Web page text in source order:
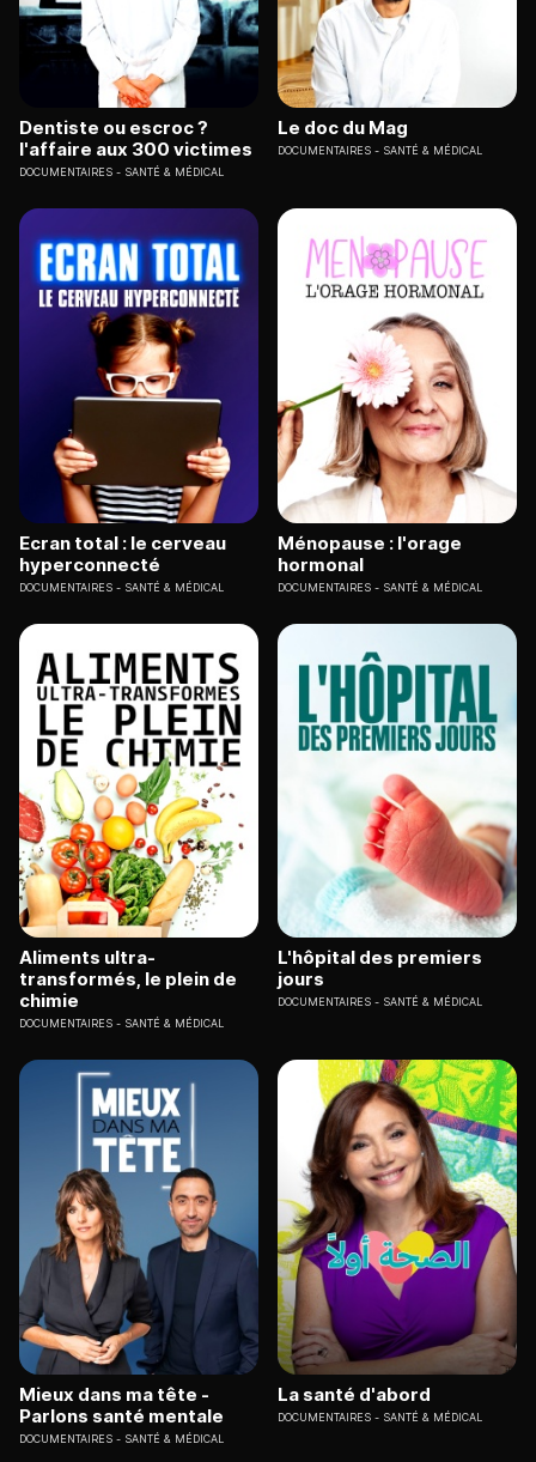
Dentiste ou escroc ?
l'affaire aux 300 victimes
DOCUMENTAIRES SANTÉ & MÉDICAL
Le doc du Mag
DOCUMENTAIRES SANTÉ & MÉDICAL
Ecran total : le cerveau
hyperconnecté
DOCUMENTAIRES SANTÉ & MÉDICAL
Ménopause : l'orage
hormonal
DOCUMENTAIRES SANTÉ & MÉDICAL
Aliments ultra-
transformés, le plein de
chimie
DOCUMENTAIRES SANTÉ & MÉDICAL
L'hôpital des premiers
jours
DOCUMENTAIRES SANTÉ & MÉDICAL
Mieux dans ma tête -
Parlons santé mentale
DOCUMENTAIRES SANTÉ & MÉDICAL
La santé d'abord
DOCUMENTAIRES SANTÉ & MÉDICAL